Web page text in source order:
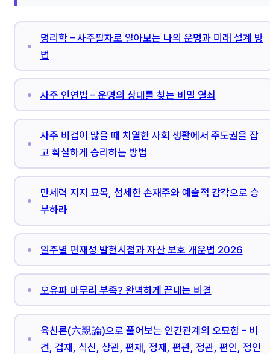
명리학 – 사주팔자로 알아보는 나의 운명과 미래 설계 방
법
사주 인연법 – 운명의 상대를 찾는 비밀 열쇠
사주 비겁이 많을 때 치열한 사회 생활에서 주도권을 잡
고 확실하게 승리하는 방법
만세력 지지 묘목, 섬세한 손재주와 예술적 감각으로 승
부하라
일주별 편재성 발현시점과 자산 보호 개운법 2026
오유파 마무리 부족? 완벽하게 끝내는 비결
육친론(六親論)으로 풀어보는 인간관계의 오묘함 – 비
견, 겁재, 식신, 상관, 편재, 정재, 편관, 정관, 편인, 정인